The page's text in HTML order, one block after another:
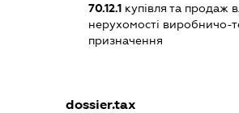
70.12.1купівля та продаж
нерухомості виробничо-
призначення
dossier.tax